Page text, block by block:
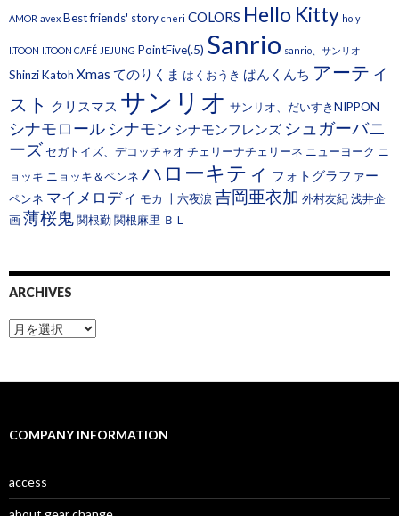
AMOR avex Best friends' story cheri COLORS Hello Kitty holy
I.TOON I.TOON CAFÉ JEJUNG PointFive(.5) Sanrio sanrio、サンリオ
Shinzi Katoh Xmas てのりくま はくおうき ぱんくんち アーティ
スト クリスマス サンリオ サンリオ、だいすきNIPPON
シナモロール シナモン シナモンフレンズ シュガーバニ
ーズ セガトイズ、デコッチャオ チェリーナチェリーネ ニューヨーク ニ
ョッキ ニョッキ＆ペンネ ハローキティ フォトグラファー
ペンネ マイメロディ モカ 十六夜涙 吉岡亜衣加 外村友紀浅井企
画薄桜鬼関根勤関根麻里 ＢＬ
ARCHIVES
A
r
s
COMPANY INFORMATION
access